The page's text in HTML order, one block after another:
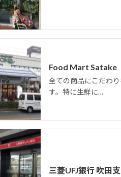
Food Mart Satake
全ての商品にこだわ
す。特に生鮮に…
三菱UFJ銀行 吹田